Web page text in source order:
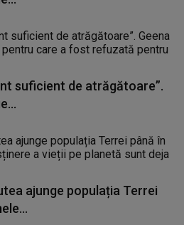
suficient de atrăgătoare”.
ajunge populația Terrei